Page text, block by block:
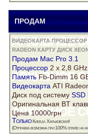
ПРОДАМ Drake
ВИДЕОКАРТА ПРОЦЕССОР
RADEON КАРТУ ДИСК
Продам Mac Pro 3.1
Процессор 2 x 2,8
ПамятьFb-Dimm 16
Видеокарта ATI
Диск под систему SSD
Оригинальная BT
Цена 10000грн
ТолькоКиев,м. Харьковская!
(Отправка возможна при 100% оплате на